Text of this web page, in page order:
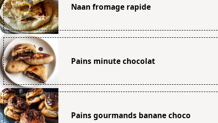
Naan fromage rapide
Pains minute chocolat
Pains gourmands banane choco